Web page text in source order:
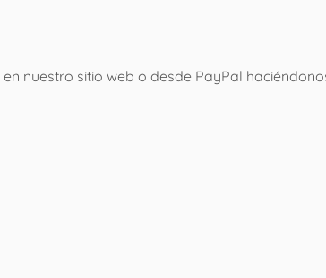
nuestro sitio web o desde PayPal